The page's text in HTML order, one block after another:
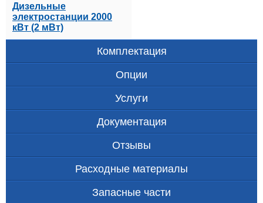
Дизельные
электростанции 2000
кВт (2 мВт)
Комплектация
Опции
Услуги
Документация
Отзывы
Расходные материалы
Запасные части